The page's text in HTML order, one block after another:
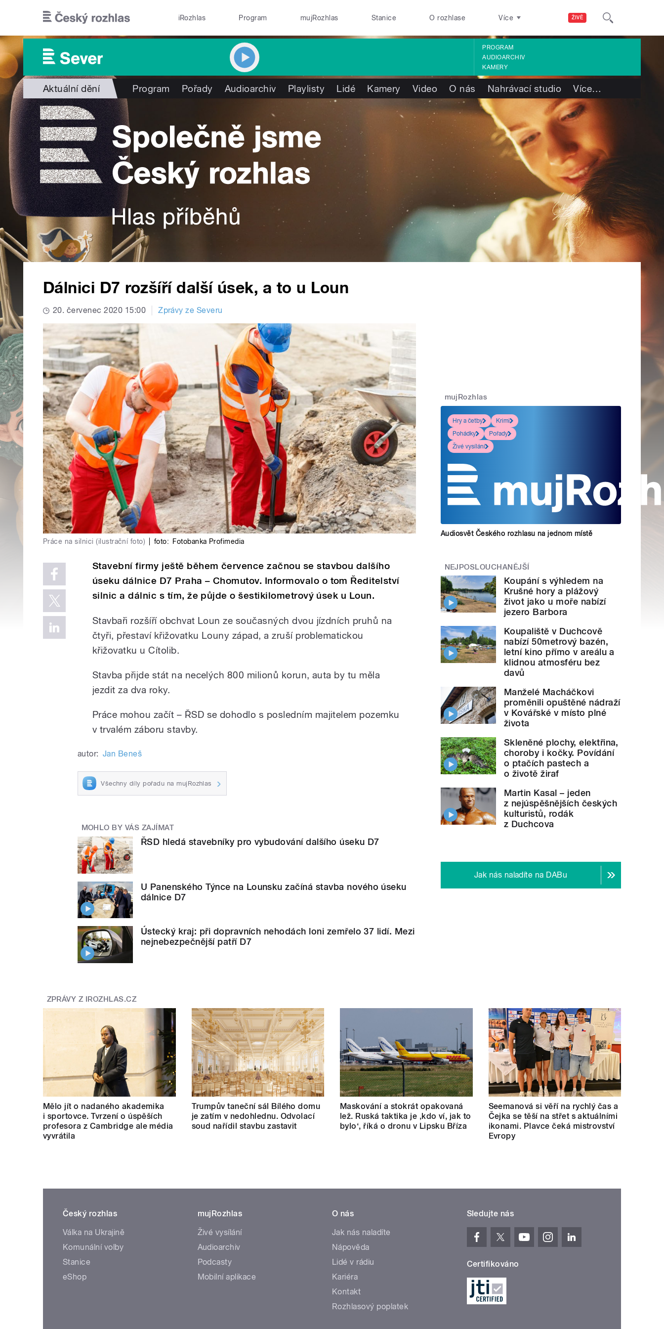
ŽIVĚ
iRozhlas Program mujRozhlas Stanice O rozhlase Více
PROGRAM
AUDIOARCHIV
KAMERY
Aktuální dění Program Pořady Audioarchiv Playlisty Lidé Kamery Video O nás Nahrávací studio Více…
Dálnici D7 rozšíří další úsek, a to u Loun
20. červenec 2020 15:00 Zprávy ze Severu
Práce na silnici (ilustrační foto) foto: Fotobanka Profimedia
Stavební firmy ještě během července začnou se stavbou dalšího
úseku dálnice D7 Praha – Chomutov. Informovalo o tom Ředitelství
silnic a dálnic s tím, že půjde o šestikilometrový úsek u Loun.
Stavbaři rozšíří obchvat Loun ze současných dvou jízdních pruhů na
čtyři, přestaví křižovatku Louny západ, a zruší problematickou
křižovatku u Cítolib.
Stavba přijde stát na necelých 800 milionů korun, auta by tu měla
jezdit za dva roky.
Práce mohou začít – ŘSD se dohodlo s posledním majitelem pozemku
v trvalém záboru stavby.
autor: Jan Beneš
Všechny díly pořadu na mujRozhlas
MOHLO BY VÁS ZAJÍMAT
ŘSD hledá stavebníky pro vybudování dalšího úseku D7
U Panenského Týnce na Lounsku začíná stavba nového úseku
dálnice D7
Ústecký kraj: při dopravních nehodách loni zemřelo 37 lidí. Mezi
nejnebezpečnější patří D7
mujRozhlas
Hry a četby
Krimi
Pohádky
Pořady
Živé vysílání
Audiosvět Českého rozhlasu na jednom místě
NEJPOSLOUCHANĚJŠÍ
Koupání s výhledem na
Krušné hory a plážový
život jako u moře nabízí
jezero Barbora
Koupaliště v Duchcově
nabízí 50metrový bazén,
letní kino přímo v areálu a
klidnou atmosféru bez
davů
Manželé Macháčkovi
proměnili opuštěné nádraží
v Kovářské v místo plné
života
Skleněné plochy, elektřina,
choroby i kočky. Povídání
o ptačích pastech a
o životě žiraf
Martin Kasal – jeden
z nejúspěšnějších českých
kulturistů, rodák
z Duchcova
Jak nás naladíte na DABu
ZPRÁVY Z IROZHLAS.CZ
Mělo jít o nadaného akademika
i sportovce. Tvrzení o úspěších
profesora z Cambridge ale média
vyvrátila
Trumpův taneční sál Bílého domu
je zatím v nedohlednu. Odvolací
soud nařídil stavbu zastavit
Maskování a stokrát opakovaná
lež. Ruská taktika je ‚kdo ví, jak to
bylo‘, říká o dronu v Lipsku Bříza
Seemanová si věří na rychlý čas a
Čejka se těší na střet s aktuálními
ikonami. Plavce čeká mistrovství
Evropy
Český rozhlas
Válka na Ukrajině
Komunální volby
Stanice
eShop
mujRozhlas
Živé vysílání
Audioarchiv
Podcasty
Mobilní aplikace
O nás
Jak nás naladíte
Nápověda
Lidé v rádiu
Kariéra
Kontakt
Rozhlasový poplatek
Sledujte nás
Certifikováno